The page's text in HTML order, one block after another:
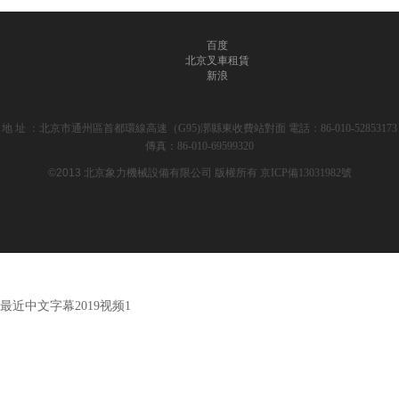
百度
北京叉車租賃
新浪
地 址 ：北京市通州區首都環線高速（G95)漷縣東收費站對面 電話：86-010-52853173
傳真：86-010-69599320
©2013 北京象力機械設備有限公司 版權所有 京ICP備13031982號
最近中文字幕2019视频1